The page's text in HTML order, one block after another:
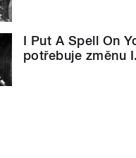
I Put A Spell On
potřebuje změnu I.